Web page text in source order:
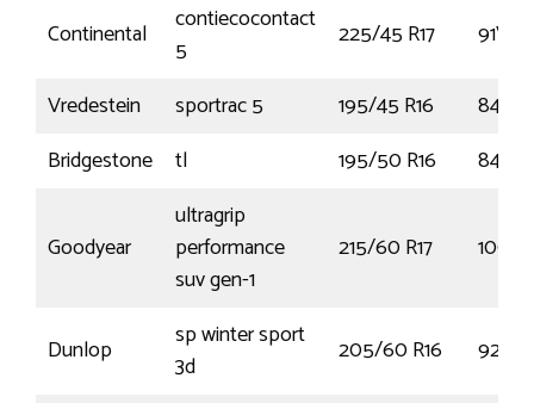
Continental
contiecocontact
5
225/45 R17
91V
Vredestein
sportrac 5 195/45 R16
84V
Bridgestone
tl 195/50 R16 84V
Goodyear
ultragrip
performance
suv gen-1
215/60 R17 100V
Dunlop
sp winter sport
3d
205/60 R16
92H